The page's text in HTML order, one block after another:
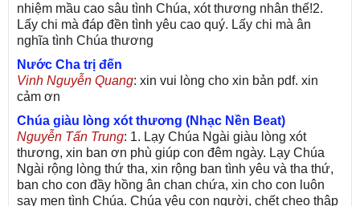
nhiệm mầu cao sâu tình Chúa, xót thương nhân thế!2.
Lấy chi mà đáp đền tình yêu cao quý. Lấy chi mà ân
nghĩa tình Chúa thương
Nước Cha trị đến
Vinh Nguyễn Quang: xin vui lòng cho xin bản pdf. xin
cảm ơn
Chúa giàu lòng xót thương (Nhạc Nền Beat)
Nguyễn Tấn Trung: 1. Lạy Chúa Ngài giàu lòng xót
thương, xin ban ơn phù giúp con đêm ngày. Lạy Chúa
Ngài rộng lòng thứ tha, xin rộng ban tình yêu và tha thứ,
ban cho con đầy hồng ân chan chứa, xin cho con luôn
say men tình Chúa. Chúa yêu con người, chết cheo thập